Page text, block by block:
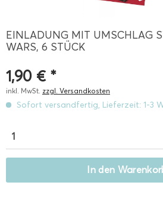
EINLADUNG MIT UMSCHLAG
WARS, 6 STÜCK
1,90 € *
inkl. MwSt. zzgl. Versandkosten
Sofort versandfertig, Lieferzeit: 1-3
In den